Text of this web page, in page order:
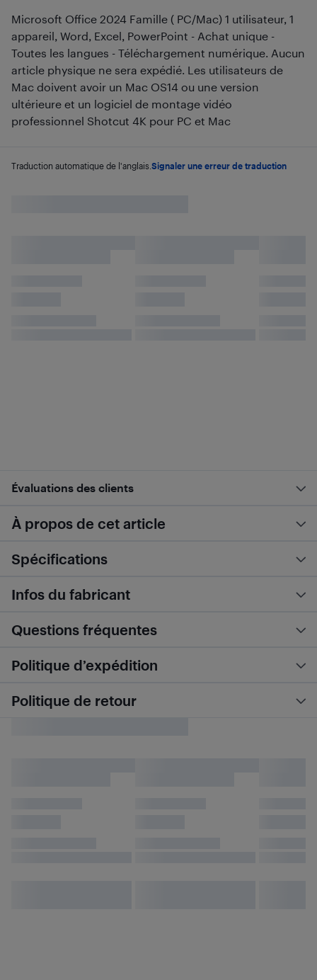
Microsoft Office 2024 Famille ( PC/Mac) 1 utilisateur, 1
appareil, Word, Excel, PowerPoint - Achat unique -
Toutes les langues - Téléchargement numérique. Aucun
article physique ne sera expédié. Les utilisateurs de
Mac doivent avoir un Mac OS14 ou une version
ultérieure et un logiciel de montage vidéo
professionnel Shotcut 4K pour PC et Mac
Traduction automatique de l'anglais. Signaler une erreur de traduction
Évaluations des clients
À propos de cet article
Spécifications
Infos du fabricant
Questions fréquentes
Politique d’expédition
Politique de retour